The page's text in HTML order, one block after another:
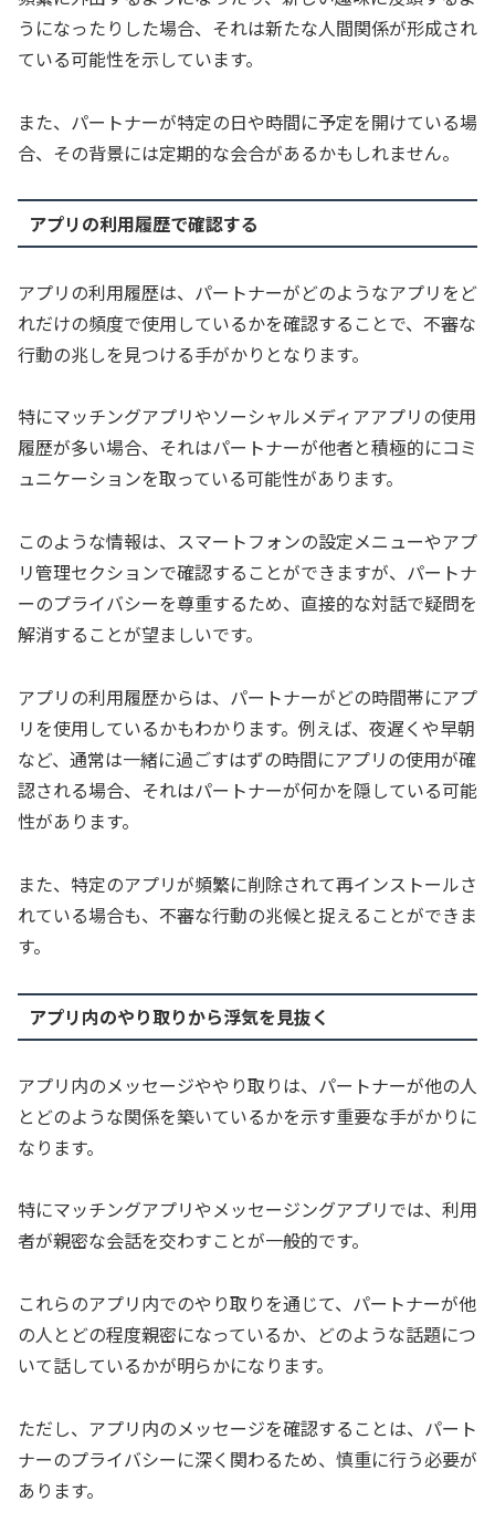
うになったりした場合、それは新たな人間関係が形成され
ている可能性を示しています。
また、パートナーが特定の日や時間に予定を開けている場
合、その背景には定期的な会合があるかもしれません。
アプリの利用履歴で確認する
アプリの利用履歴は、パートナーがどのようなアプリをど
れだけの頻度で使用しているかを確認することで、不審な
行動の兆しを見つける手がかりとなります。
特にマッチングアプリやソーシャルメディアアプリの使用
履歴が多い場合、それはパートナーが他者と積極的にコミ
ュニケーションを取っている可能性があります。
このような情報は、スマートフォンの設定メニューやアプ
リ管理セクションで確認することができますが、パートナ
ーのプライバシーを尊重するため、直接的な対話で疑問を
解消することが望ましいです。
アプリの利用履歴からは、パートナーがどの時間帯にアプ
リを使用しているかもわかります。例えば、夜遅くや早朝
など、通常は一緒に過ごすはずの時間にアプリの使用が確
認される場合、それはパートナーが何かを隠している可能
性があります。
また、特定のアプリが頻繁に削除されて再インストールさ
れている場合も、不審な行動の兆候と捉えることができま
す。
アプリ内のやり取りから浮気を見抜く
アプリ内のメッセージややり取りは、パートナーが他の人
とどのような関係を築いているかを示す重要な手がかりに
なります。
特にマッチングアプリやメッセージングアプリでは、利用
者が親密な会話を交わすことが一般的です。
これらのアプリ内でのやり取りを通じて、パートナーが他
の人とどの程度親密になっているか、どのような話題につ
いて話しているかが明らかになります。
ただし、アプリ内のメッセージを確認することは、パート
ナーのプライバシーに深く関わるため、慎重に行う必要が
あります。